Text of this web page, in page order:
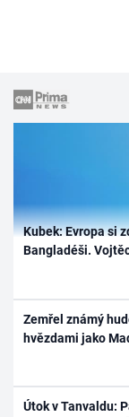
Kubek: Evropa si
Bangladéši.
Zemřel známý
hvězdami jako
Útok v Tanvaldu: